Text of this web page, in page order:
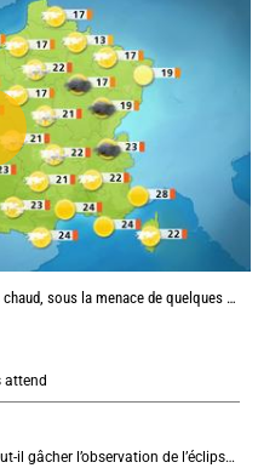
sous la menace de quelques orages
attend
Eclipse J-4 : le brouillard côtier du soir peut-il gâcher l’observation de l’éclipse à la plage ?